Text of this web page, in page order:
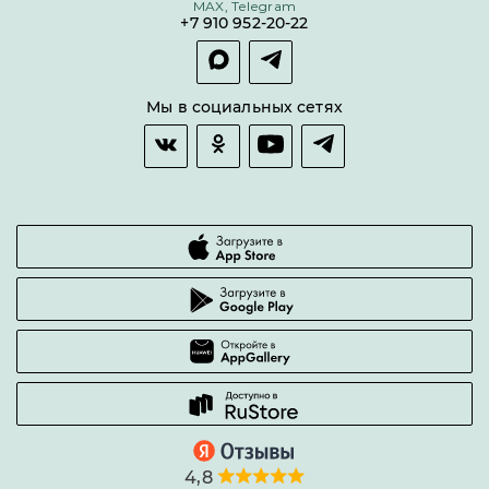
Гарантии качества
Часто задаваемые вопросы
MAX, Telegram
+7 910 952-20-22
Мы в социальных сетях
4,8